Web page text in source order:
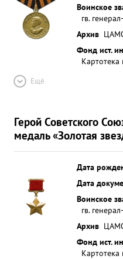
Воинское
гв.
Архив
Фонд ист.
Ещё
Герой Советского
медаль «Золотая
Дата
Дата
Воинское
гв.
Архив
Фонд ист.